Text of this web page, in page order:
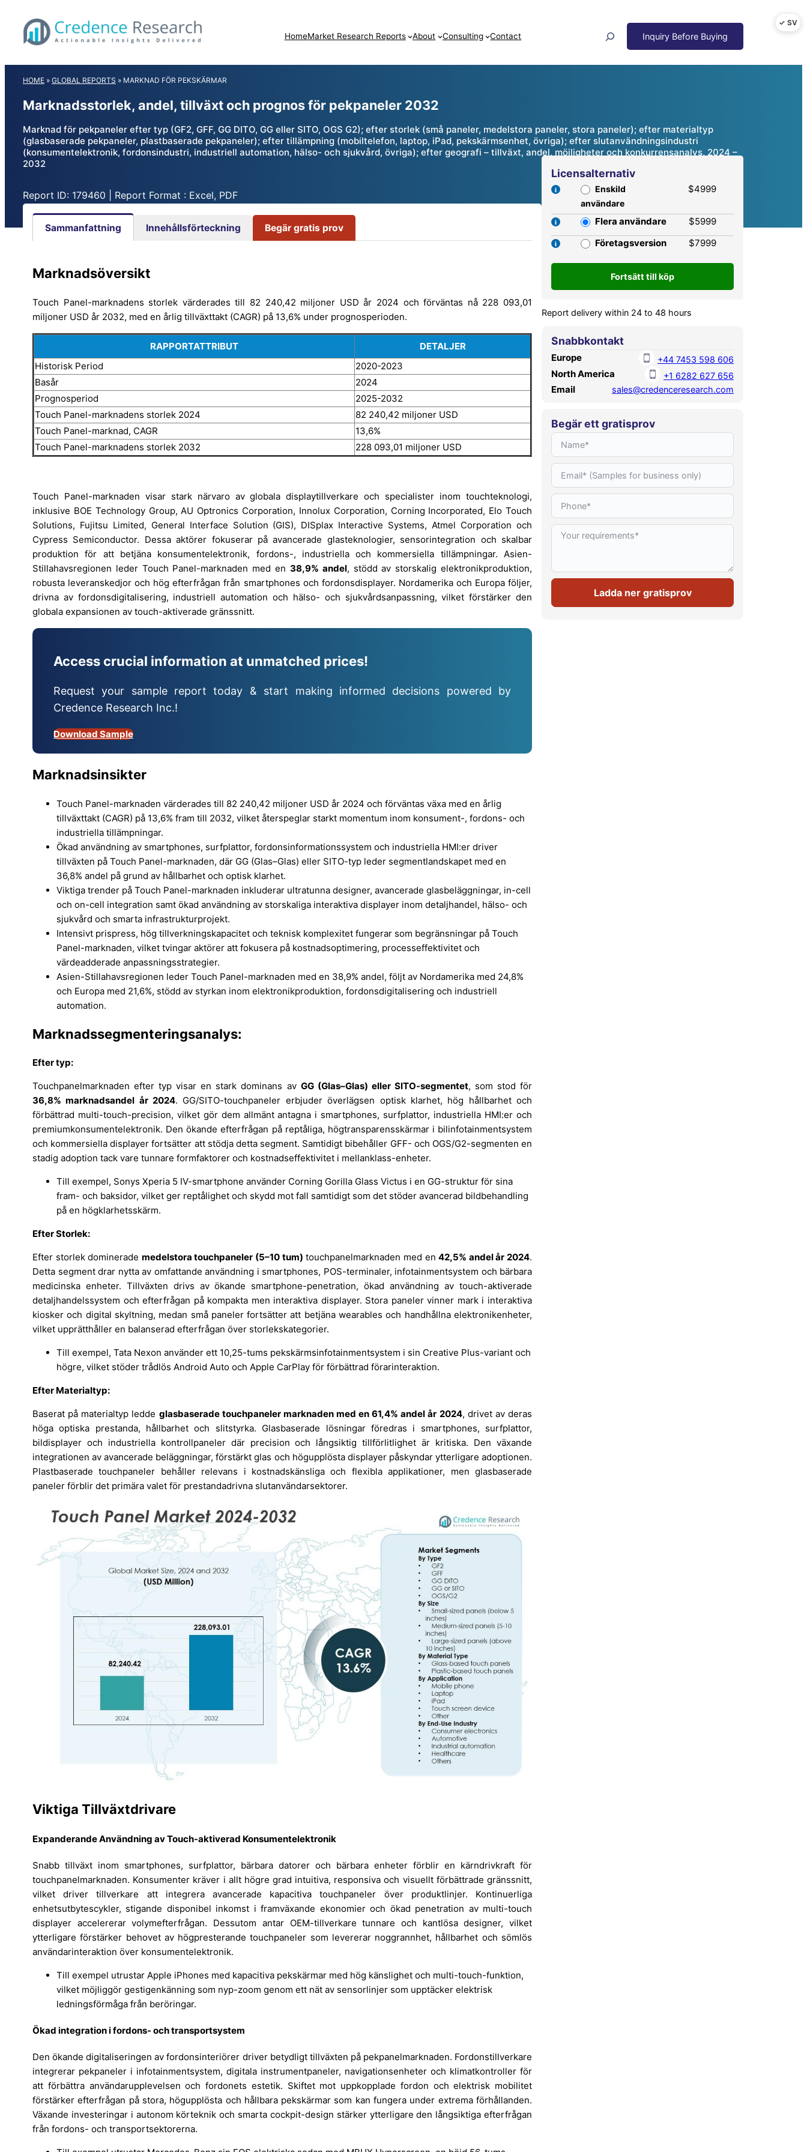
content
HomeMarket Research Reports About Consulting Contact
HOME » GLOBAL REPORTS » MARKNAD FÖR PEKSKÄRMAR
Marknadsstorlek, andel, tillväxt och prognos för pekpaneler 2032
Marknad för pekpaneler efter typ (GF2, GFF, GG DITO, GG eller SITO, OGS G2); efter storlek (små paneler, medelstora paneler, stora paneler); efter materialtyp
(glasbaserade pekpaneler, plastbaserade pekpaneler); efter tillämpning (mobiltelefon, laptop, iPad, pekskärmsenhet, övriga); efter slutanvändningsindustri
(konsumentelektronik, fordonsindustri, industriell automation, hälso- och sjukvård, övriga); efter geografi – tillväxt, andel, möjligheter och konkurrensanalys, 2024 –
2032
Report ID: 179460 | Report Format : Excel, PDF
Sammanfattning Innehållsförteckning Begär gratis prov
Marknadsöversikt
Touch Panel-marknadens storlek värderades till 82 240,42 miljoner USD år 2024 och förväntas nå 228 093,01
miljoner USD år 2032, med en årlig tillväxttakt (CAGR) på 13,6% under prognosperioden.
RAPPORTATTRIBUT
DETALJER
Historisk Period
2020-2023
Basår
2024
Prognosperiod
2025-2032
Touch Panel-marknadens storlek 2024
82 240,42 miljoner USD
Touch Panel-marknad, CAGR
13,6%
Touch Panel-marknadens storlek 2032
228 093,01 miljoner USD
Touch Panel-marknaden visar stark närvaro av globala displaytillverkare och specialister inom touchteknologi,
inklusive BOE Technology Group, AU Optronics Corporation, Innolux Corporation, Corning Incorporated, Elo Touch
Solutions, Fujitsu Limited, General Interface Solution (GIS), DISplax Interactive Systems, Atmel Corporation och
Cypress Semiconductor. Dessa aktörer fokuserar på avancerade glasteknologier, sensorintegration och skalbar
produktion för att betjäna konsumentelektronik, fordons-, industriella och kommersiella tillämpningar. Asien-
Stillahavsregionen leder Touch Panel-marknaden med en 38,9% andel, stödd av storskalig elektronikproduktion,
robusta leveranskedjor och hög efterfrågan från smartphones och fordonsdisplayer. Nordamerika och Europa följer,
drivna av fordonsdigitalisering, industriell automation och hälso- och sjukvårdsanpassning, vilket förstärker den
globala expansionen av touch-aktiverade gränssnitt.
Access crucial information at unmatched prices!
Request your sample report today & start making informed decisions powered by
Credence Research Inc.!
Download Sample
Marknadsinsikter
Touch Panel-marknaden värderades till 82 240,42 miljoner USD år 2024 och förväntas växa med en årlig
tillväxttakt (CAGR) på 13,6% fram till 2032, vilket återspeglar starkt momentum inom konsument-, fordons- och
industriella tillämpningar.
Ökad användning av smartphones, surfplattor, fordonsinformationssystem och industriella HMI:er driver
tillväxten på Touch Panel-marknaden, där GG (Glas–Glas) eller SITO-typ leder segmentlandskapet med en
36,8% andel på grund av hållbarhet och optisk klarhet.
Viktiga trender på Touch Panel-marknaden inkluderar ultratunna designer, avancerade glasbeläggningar, in-cell
och on-cell integration samt ökad användning av storskaliga interaktiva displayer inom detaljhandel, hälso- och
sjukvård och smarta infrastrukturprojekt.
Intensivt prispress, hög tillverkningskapacitet och teknisk komplexitet fungerar som begränsningar på Touch
Panel-marknaden, vilket tvingar aktörer att fokusera på kostnadsoptimering, processeffektivitet och
värdeadderade anpassningsstrategier.
Asien-Stillahavsregionen leder Touch Panel-marknaden med en 38,9% andel, följt av Nordamerika med 24,8%
och Europa med 21,6%, stödd av styrkan inom elektronikproduktion, fordonsdigitalisering och industriell
automation.
Marknadssegmenteringsanalys:
Efter typ:
Touchpanelmarknaden efter typ visar en stark dominans av GG (Glas–Glas) eller SITO-segmentet, som stod för
36,8% marknadsandel år 2024. GG/SITO-touchpaneler erbjuder överlägsen optisk klarhet, hög hållbarhet och
förbättrad multi-touch-precision, vilket gör dem allmänt antagna i smartphones, surfplattor, industriella HMI:er och
premiumkonsumentelektronik. Den ökande efterfrågan på reptåliga, högtransparensskärmar i bilinfotainmentsystem
och kommersiella displayer fortsätter att stödja detta segment. Samtidigt bibehåller GFF- och OGS/G2-segmenten en
stadig adoption tack vare tunnare formfaktorer och kostnadseffektivitet i mellanklass-enheter.
Till exempel, Sonys Xperia 5 IV-smartphone använder Corning Gorilla Glass Victus i en GG-struktur för sina
fram- och baksidor, vilket ger reptålighet och skydd mot fall samtidigt som det stöder avancerad bildbehandling
på en högklarhetsskärm.
Efter Storlek:
Efter storlek dominerade medelstora touchpaneler (5–10 tum) touchpanelmarknaden med en42,5% andel år 2024.
Detta segment drar nytta av omfattande användning i smartphones, POS-terminaler, infotainmentsystem och bärbara
medicinska enheter. Tillväxten drivs av ökande smartphone-penetration, ökad användning av touch-aktiverade
detaljhandelssystem och efterfrågan på kompakta men interaktiva displayer. Stora paneler vinner mark i interaktiva
kiosker och digital skyltning, medan små paneler fortsätter att betjäna wearables och handhållna elektronikenheter,
vilket upprätthåller en balanserad efterfrågan över storlekskategorier.
Till exempel, Tata Nexon använder ett 10,25-tums pekskärmsinfotainmentsystem i sin Creative Plus-variant och
högre, vilket stöder trådlös Android Auto och Apple CarPlay för förbättrad förarinteraktion.
Efter Materialtyp:
Baserat på materialtyp ledde glasbaserade touchpaneler marknaden med en 61,4% andel år 2024, drivet av deras
höga optiska prestanda, hållbarhet och slitstyrka. Glasbaserade lösningar föredras i smartphones, surfplattor,
bildisplayer och industriella kontrollpaneler där precision och långsiktig tillförlitlighet är kritiska. Den växande
integrationen av avancerade beläggningar, förstärkt glas och högupplösta displayer påskyndar ytterligare adoptionen.
Plastbaserade touchpaneler behåller relevans i kostnadskänsliga och flexibla applikationer, men glasbaserade
paneler förblir det primära valet för prestandadrivna slutanvändarsektorer.
Viktiga Tillväxtdrivare
Expanderande Användning av Touch-aktiverad Konsumentelektronik
Snabb tillväxt inom smartphones, surfplattor, bärbara datorer och bärbara enheter förblir en kärndrivkraft för
touchpanelmarknaden. Konsumenter kräver i allt högre grad intuitiva, responsiva och visuellt förbättrade gränssnitt,
vilket driver tillverkare att integrera avancerade kapacitiva touchpaneler över produktlinjer. Kontinuerliga
enhetsutbytescykler, stigande disponibel inkomst i framväxande ekonomier och ökad penetration av multi-touch
displayer accelererar volymefterfrågan. Dessutom antar OEM-tillverkare tunnare och kantlösa designer, vilket
ytterligare förstärker behovet av högpresterande touchpaneler som levererar noggrannhet, hållbarhet och sömlös
användarinteraktion över konsumentelektronik.
Till exempel utrustar Apple iPhones med kapacitiva pekskärmar med hög känslighet och multi-touch-funktion,
vilket möjliggör gestigenkänning som nyp-zoom genom ett nät av sensorlinjer som upptäcker elektrisk
ledningsförmåga från beröringar.
Ökad integration i fordons- och transportsystem
Den ökande digitaliseringen av fordonsinteriörer driver betydligt tillväxten på pekpanelmarknaden. Fordonstillverkare
integrerar pekpaneler i infotainmentsystem, digitala instrumentpaneler, navigationsenheter och klimatkontroller för
att förbättra användarupplevelsen och fordonets estetik. Skiftet mot uppkopplade fordon och elektrisk mobilitet
förstärker efterfrågan på stora, högupplösta och hållbara pekskärmar som kan fungera under extrema förhållanden.
Växande investeringar i autonom körteknik och smarta cockpit-design stärker ytterligare den långsiktiga efterfrågan
från fordons- och transportsektorerna.
Licensalternativ
Enskild
användare
$4999
Flera användare
$5999
Företagsversion
$7999
Report delivery within 24 to 48 hours
Snabbkontakt
Europe +44 7453 598 606
North America +1 6282 627 656
Email sales@credenceresearch.com
Begär ett gratisprov
Ladda ner gratisprov